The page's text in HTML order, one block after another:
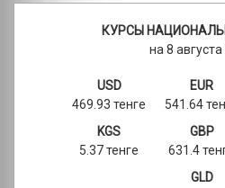
КУРСЫ
на 8
USD
469.93 тенге
EUR
541.64
KGS
5.37 тенге
GBP
631.4
GLD